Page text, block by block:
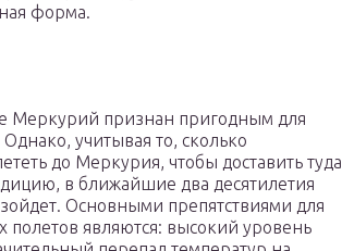
форма.
Меркурий признан пригодным для
учитывая то, сколько
до Меркурия, чтобы доставить туда
в ближайшие два десятилетия
Основными препятствиями для
полетов являются: высокий уровень